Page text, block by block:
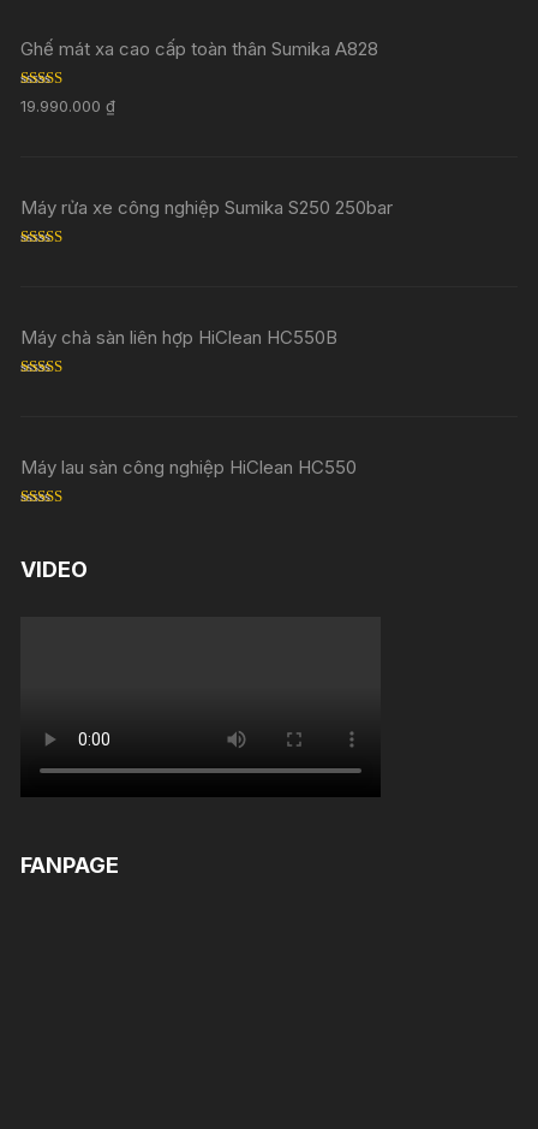
Ghế mát xa cao cấp toàn thân Sumika A828
Rated5.00
out of 5
19.990.000₫
Máy rửa xe công nghiệp Sumika S250 250bar
Máy chà sàn liên hợp HiClean HC550B
Máy lau sàn công nghiệp HiClean HC550
VIDEO
FANPAGE